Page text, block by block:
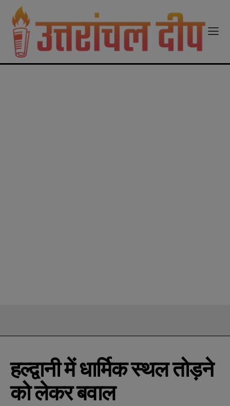
हल्द्वानी में धार्मिक स्थल तोड़ने
को लेकर बवाल